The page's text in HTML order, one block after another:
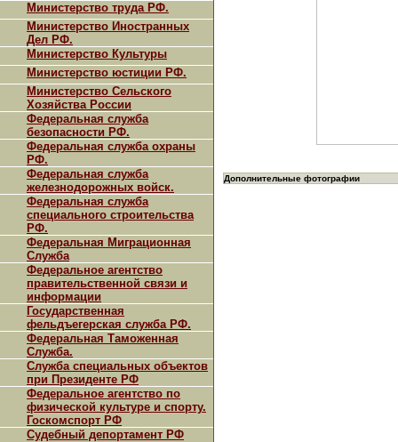
Министерство труда РФ.
Министерство Иностранных
Дел РФ.
Министерство Культуры
Министерство юстиции РФ.
Министерство Сельского
Хозяйства России
Федеральная служба
безопасности РФ.
Федеральная служба охраны
РФ.
Федеральная служба
железнодорожных войск.
Федеральная служба
специального строительства
РФ.
Федеральная Миграционная
Служба
Федеральное агентство
правительственной связи и
информации
Государственная
фельдъегерская служба РФ.
Федеральная Таможенная
Служба.
Служба специальных объектов
при Президенте РФ
Федеральное агентство по
физической культуре и спорту.
Госкомспорт РФ
Судебный депортамент РФ
Дополнительные фотографии